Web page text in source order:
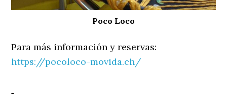
Poco Loco
Para más información y reservas:
https://pocoloco-movida.ch/